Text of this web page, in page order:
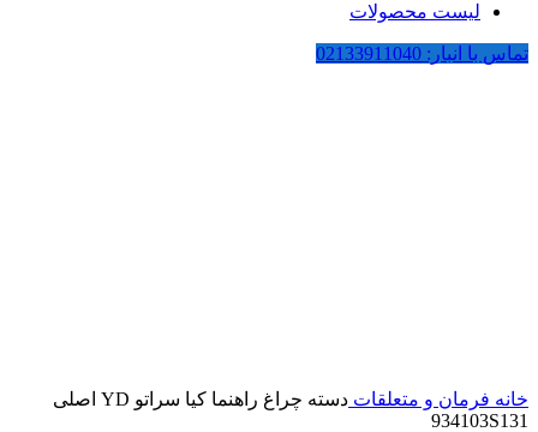
لیست محصولات
تماس با انبار: 02133911040
خانه فرمان و متعلقات
دسته چراغ راهنما کیا سراتو YD اصلی
934103S131